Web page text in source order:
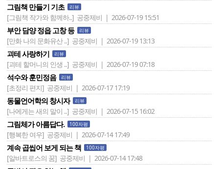
그림책 만들기 기초 리뷰
[그림책 작가와 함께하..] 공중제비 | 2026-07-19 15:51
부안 담양 정읍 고창 등 리뷰
[만화 나의 문화유산 ..] 공중제비 | 2026-07-19 13:13
괴테 사랑하기 리뷰
[괴테 할머니의 인생 ..] 공중제비 | 2026-07-19 07:18
석수와 훈민정음 리뷰
[초정리 편지] 공중제비 | 2026-07-17 17:19
동물언어학의 창시자 리뷰
[나에게는 새의 말이 ..] 공중제비 | 2026-07-15 16:02
그림체가 아름답다. 100자평
[행복한 여우] 공중제비 | 2026-07-14 17:49
계속 곱씹어 보게 되는 책 100자평
[알바트로스의 꿈] 공중제비 | 2026-07-14 17:48